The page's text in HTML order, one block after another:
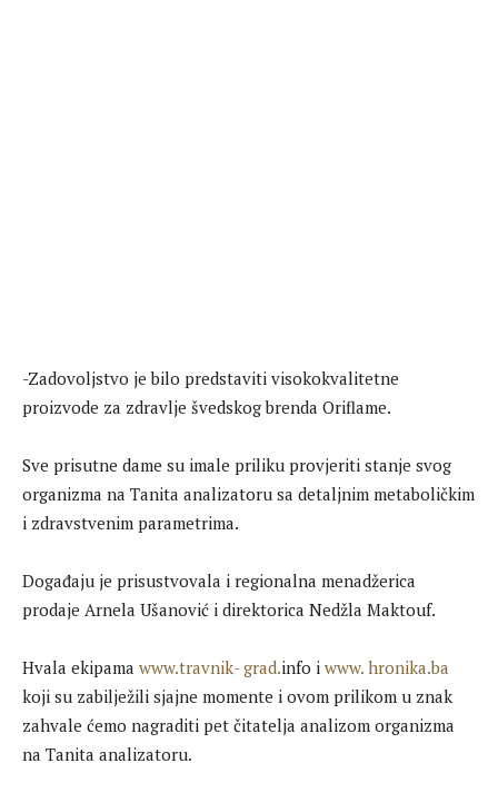
-Zadovoljstvo je bilo predstaviti visokokvalitetne
proizvode za zdravlje švedskog brenda Oriflame.
Sve prisutne dame su imale priliku provjeriti stanje svog
organizma na Tanita analizatoru sa detaljnim metaboličkim
i zdravstvenim parametrima.
Događaju je prisustvovala i regionalna menadžerica
prodaje Arnela Ušanović i direktorica Nedžla Maktouf.
Hvala ekipama www.travnik- grad.info i www. hronika.ba
koji su zabilježili sjajne momente i ovom prilikom u znak
zahvale ćemo nagraditi pet čitatelja analizom organizma
na Tanita analizatoru.